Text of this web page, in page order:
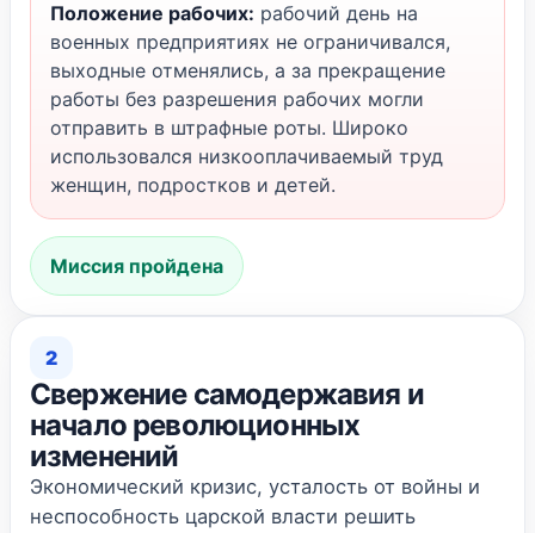
Положение рабочих: рабочий день на
военных предприятиях не ограничивался,
выходные отменялись, а за прекращение
работы без разрешения рабочих могли
отправить в штрафные роты. Широко
использовался низкооплачиваемый труд
женщин, подростков и детей.
Миссия пройдена
2
Свержение самодержавия и
начало революционных
изменений
Экономический кризис, усталость от войны и
неспособность царской власти решить